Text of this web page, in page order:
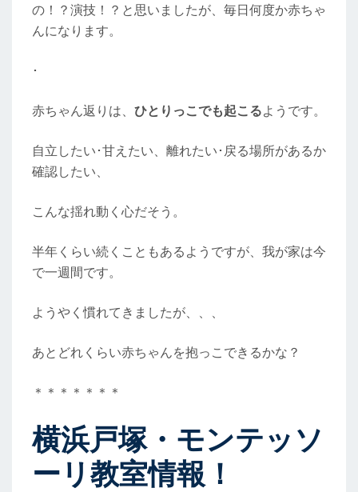
の！？演技！？と思いましたが、毎日何度か赤ちゃ
んになります。
･
赤ちゃん返りは、 ひとりっこでも起こるようです。
自立したい･甘えたい、離れたい･戻る場所があるか
確認したい、
こんな揺れ動く心だそう。
半年くらい続くこともあるようですが、我が家は今
で一週間です。
ようやく慣れてきましたが、、、
あとどれくらい赤ちゃんを抱っこできるかな？
＊＊＊＊＊＊＊
横浜戸塚・モンテッソ
ーリ教室情報！